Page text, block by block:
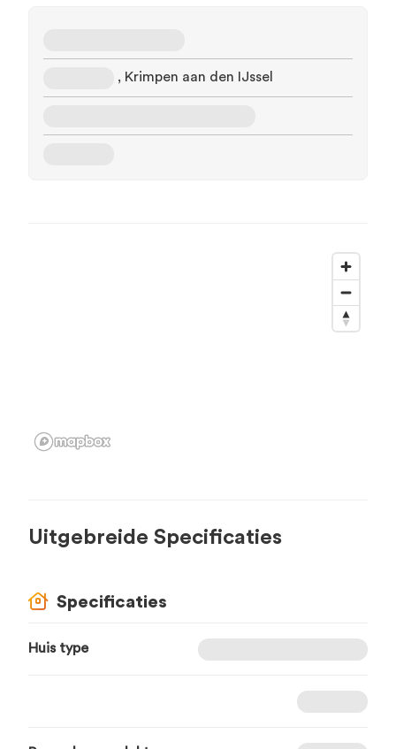
, Krimpen aan den IJssel
Uitgebreide Specificaties
Specificaties
Huis type